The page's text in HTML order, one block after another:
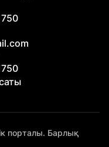
порталы. Барлық